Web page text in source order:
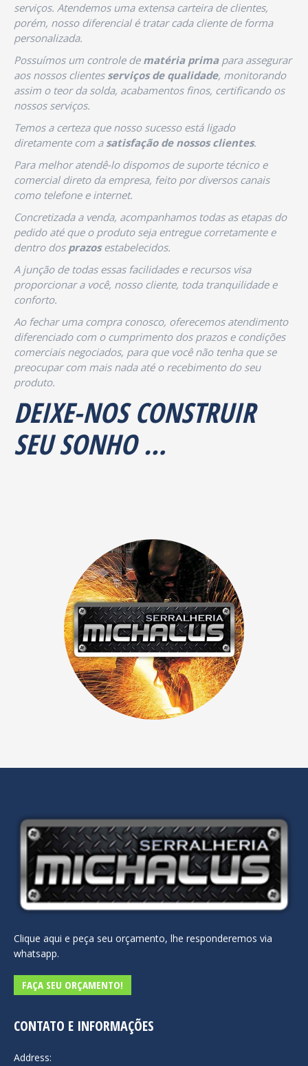
serviços. Atendemos uma extensa carteira de clientes,
porém, nosso diferencial é tratar cada cliente de forma
personalizada.
Possuímos um controle dematéria primapara assegurar
aos nossos clientesserviços de qualidade, monitorando
assim o teor da solda, acabamentos finos, certificando os
nossos serviços.
Temos a certeza que nosso sucesso está ligado
diretamente com a satisfação de nossos clientes.
Para melhor atendê-lo dispomos de suporte técnico e
comercial direto da empresa, feito por diversos canais
como telefone e internet.
Concretizada a venda, acompanhamos todas as etapas do
pedido até que o produto seja entregue corretamente e
dentro dosprazosestabelecidos.
A junção de todas essas facilidades e recursos visa
proporcionar a você, nosso cliente, toda tranquilidade e
conforto.
Ao fechar uma compra conosco, oferecemos atendimento
diferenciado com o cumprimento dos prazos e condições
comerciais negociados, para que você não tenha que se
preocupar com mais nada até o recebimento do seu
produto.
DEIXE-NOS CONSTRUIR
SEU SONHO …
Clique aqui e peça seu orçamento, lhe responderemos via
whatsapp.
FAÇA SEU ORÇAMENTO!
CONTATO E INFORMAÇÕES
Address: